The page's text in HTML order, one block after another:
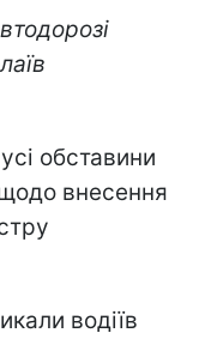
обставини
внесення
водіїв